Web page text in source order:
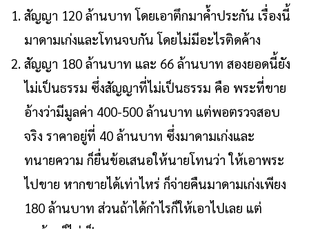
สัญญา 120 ล้านบาท โดยเอาตึกมาค้ำประกัน เรื่องนี้
มาดามเก่งและโทนจบกัน โดยไม่มีอะไรติดค้าง
สัญญา 180 ล้านบาท และ 66 ล้านบาท สองยอดนี้ยัง
ไม่เป็นธรรม ซึ่งสัญญาที่ไม่เป็นธรรม คือ พระที่ขาย
อ้างว่ามีมูลค่า 400-500 ล้านบาท แต่พอตรวจสอบ
จริง ราคาอยู่ที่ 40 ล้านบาท ซึ่งมาดามเก่งและ
ทนายความ ก็ยื่นข้อเสนอให้นายโทนว่า ให้เอาพระ
ไปขาย หากขายได้เท่าไหร่ ก็จ่ายคืนมาดามเก่งเพียง
180 ล้านบาท ส่วนถ้าได้กำไรก็ให้เอาไปเลย แต่